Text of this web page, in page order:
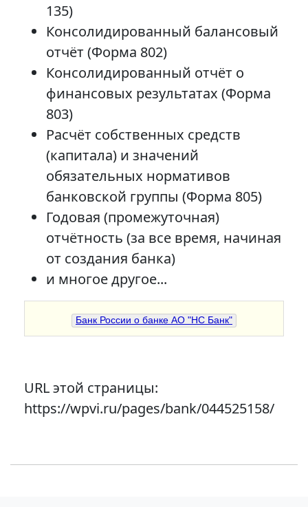
135)
Консолидированный балансовый
отчёт (Форма 802)
Консолидированный отчёт о
финансовых результатах (Форма
803)
Расчёт собственных средств
(капитала) и значений
обязательных нормативов
банковской группы (Форма 805)
Годовая (промежуточная)
отчётность (за все время, начиная
от создания банка)
и многое другое...
Банк России о банке АО "НС Банк"
URL этой страницы:
https://wpvi.ru/pages/bank/044525158/